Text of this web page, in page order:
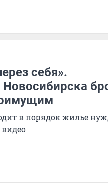
себя».
в порядок жилье
видео